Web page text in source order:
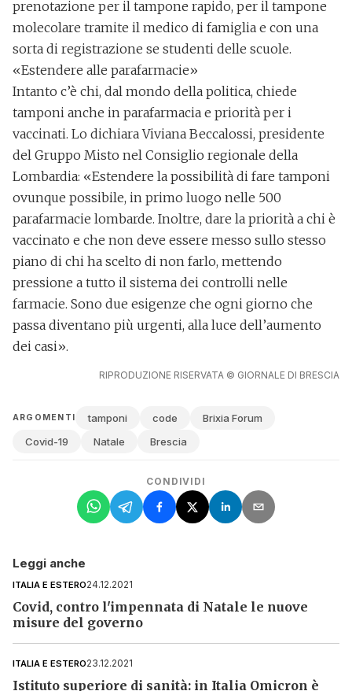
Alla mail registrata verranno inviati periodicamente
messaggi di posta elettronica contenenti le ultime notizie.
Potrà interrompere in ogni momento l'invio seguendo le
istruzioni che troverà in ogni messaggio.Clicca qui per
l'informativa estesa
prenotazione per il tampone rapido, per il tampone
molecolare tramite il medico di famiglia e con una
sorta di registrazione se studenti delle scuole.
«Estendere alle parafarmacie»
Intanto c’è chi, dal mondo della politica, chiede
tamponi anche in parafarmacia e priorità per i
vaccinati. Lo dichiara Viviana Beccalossi, presidente
del Gruppo Misto nel Consiglio regionale della
Lombardia: «Estendere la possibilità di fare tamponi
ovunque possibile, in primo luogo nelle 500
parafarmacie lombarde. Inoltre, dare la priorità a chi è
vaccinato e che non deve essere messo sullo stesso
piano di chi ha scelto di non farlo, mettendo
pressione a tutto il sistema dei controlli nelle
farmacie. Sono due esigenze che ogni giorno che
passa diventano più urgenti, alla luce dell’aumento
dei casi».
RIPRODUZIONE RISERVATA © GIORNALE DI BRESCIA
ARGOMENTI tamponi code
Brixia Forum
Covid-19
Natale Brescia
CONDIVIDI
Leggi anche
ITALIA E ESTERO24.12.2021
Covid, contro l'impennata di Natale le nuove
misure del governo
ITALIA E ESTERO23.12.2021
Istituto superiore di sanità: in Italia Omicron è